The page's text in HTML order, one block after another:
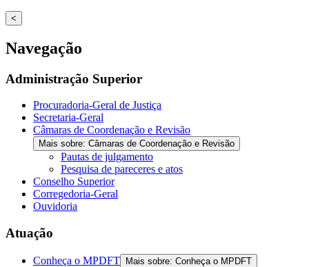
/".
This
shortcut
activates
screen
help
navigate
content.
<
Navegação
Administração Superior
Procuradoria-Geral de Justiça
Secretaria-Geral
Câmaras de Coordenação e Revisão
Mais sobre: Câmaras de Coordenação e Revisão
Pautas de julgamento
Pesquisa de pareceres e atos
Conselho Superior
Corregedoria-Geral
Ouvidoria
Atuação
Conheça o MPDFT Mais sobre: Conheça o MPDFT